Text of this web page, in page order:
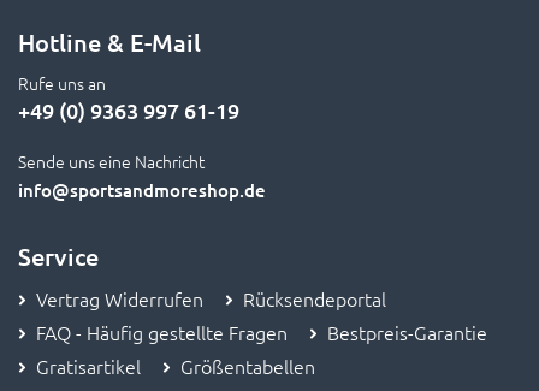
Hotline & E-Mail
Rufe uns an
+49 (0) 9363 997 61-19
Sende uns eine Nachricht
info@sportsandmoreshop.de
Service
Vertrag Widerrufen
Rücksendeportal
FAQ - Häufig gestellte Fragen
Bestpreis-Garantie
Gratisartikel
Größentabellen